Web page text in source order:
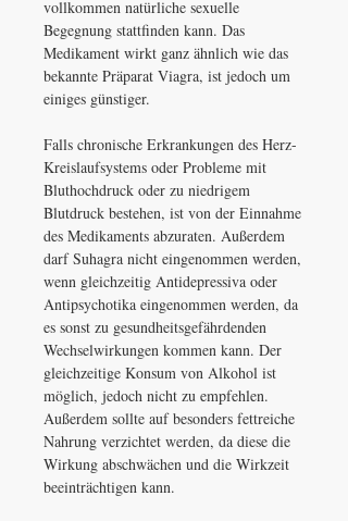
vollkommen natürliche sexuelle
Begegnung stattfinden kann. Das
Medikament wirkt ganz ähnlich wie das
bekannte Präparat Viagra, ist jedoch um
einiges günstiger.
Falls chronische Erkrankungen des Herz-
Kreislaufsystems oder Probleme mit
Bluthochdruck oder zu niedrigem
Blutdruck bestehen, ist von der Einnahme
des Medikaments abzuraten. Außerdem
darf Suhagra nicht eingenommen werden,
wenn gleichzeitig Antidepressiva oder
Antipsychotika eingenommen werden, da
es sonst zu gesundheitsgefährdenden
Wechselwirkungen kommen kann. Der
gleichzeitige Konsum von Alkohol ist
möglich, jedoch nicht zu empfehlen.
Außerdem sollte auf besonders fettreiche
Nahrung verzichtet werden, da diese die
Wirkung abschwächen und die Wirkzeit
beeinträchtigen kann.